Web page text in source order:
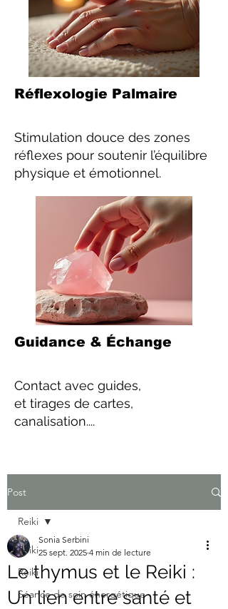
Réflexologie Palmaire
Stimulation douce des zones
réflexes pour soutenir l’équilibre
physique et émotionnel.
Guidance & Échange
Contact avec guides,
et tirages de cartes,
canalisation....
Post
Reiki
Reiki
Séance de soin énergétique
Reiki
Le thymus et le Reiki :
Un lien entre santé et
Sonia Serbini
25 sept. 2025 4 min de lecture